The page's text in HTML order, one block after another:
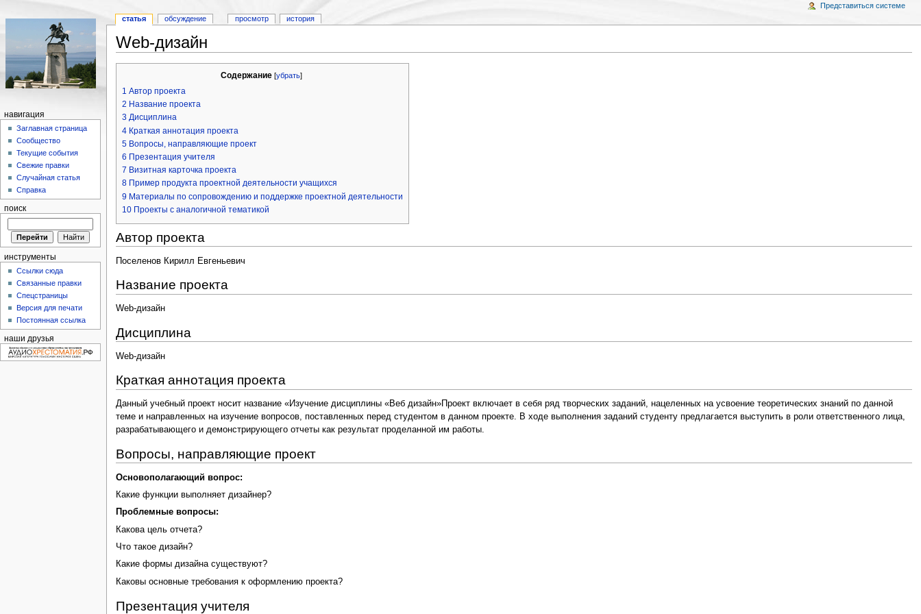
Web-дизайн
Содержание[убрать]
1 Автор проекта
2 Название проекта
3 Дисциплина
4 Краткая аннотация проекта
5 Вопросы, направляющие проект
6 Презентация учителя
7 Визитная карточка проекта
8 Пример продукта проектной деятельности учащихся
9 Материалы по сопровождению и поддержке проектной деятельности
10 Проекты с аналогичной тематикой
Автор проекта
Поселенов Кирилл Евгеньевич
Название проекта
Web-дизайн
Дисциплина
Web-дизайн
Краткая аннотация проекта
Данный учебный проект носит название «Изучение дисциплины «Веб дизайн»Проект включает в себя ряд творческих заданий, нацеленных на усвоение теоретических знаний по данной
теме и направленных на изучение вопросов, поставленных перед студентом в данном проекте. В ходе выполнения заданий студенту предлагается выступить в роли ответственного лица,
разрабатывающего и демонстрирующего отчеты как результат проделанной им работы.
Вопросы, направляющие проект
Основополагающий вопрос:
Какие функции выполняет дизайнер?
Проблемные вопросы:
Какова цель отчета?
Что такое дизайн?
Какие формы дизайна существуют?
Каковы основные требования к оформлению проекта?
Презентация учителя
статья обсуждение просмотр история
Представиться системе
навигация
Заглавная страница
Сообщество
Текущие события
Свежие правки
Случайная статья
Справка
поиск
инструменты
Ссылки сюда
Связанные правки
Спецстраницы
Версия для печати
Постоянная ссылка
наши друзья